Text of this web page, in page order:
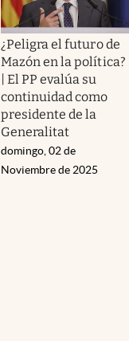
¿Peligra el futuro de
Mazón en la política?
| El PP evalúa su
continuidad como
presidente de la
Generalitat
domingo, 02 de
Noviembre de 2025